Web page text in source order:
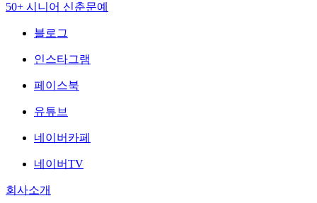
50+ 시니어 신춘문예
블로그
인스타그램
페이스북
유튜브
네이버카페
네이버TV
회사소개